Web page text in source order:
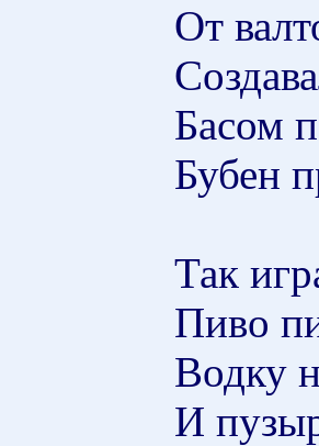
От
Басом
Бубен
Так
Пиво
Водку
И